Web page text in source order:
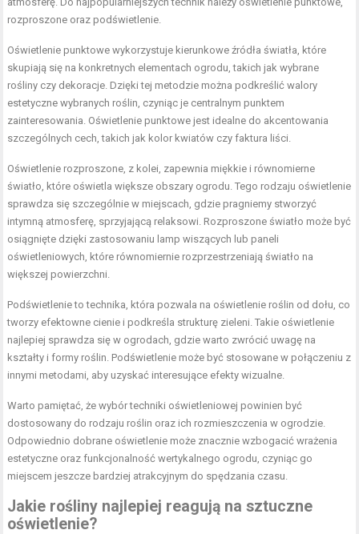
rozproszone oraz podświetlenie.
Oświetlenie punktowe wykorzystuje kierunkowe źródła światła, które
skupiają się na konkretnych elementach ogrodu, takich jak wybrane
rośliny czy dekoracje. Dzięki tej metodzie można podkreślić walory
estetyczne wybranych roślin, czyniąc je centralnym punktem
zainteresowania. Oświetlenie punktowe jest idealne do akcentowania
szczególnych cech, takich jak kolor kwiatów czy faktura liści.
Oświetlenie rozproszone, z kolei, zapewnia miękkie i równomierne
światło, które oświetla większe obszary ogrodu. Tego rodzaju oświetlenie
sprawdza się szczególnie w miejscach, gdzie pragniemy stworzyć
intymną atmosferę, sprzyjającą relaksowi. Rozproszone światło może być
osiągnięte dzięki zastosowaniu lamp wiszących lub paneli
oświetleniowych, które równomiernie rozprzestrzeniają światło na
większej powierzchni.
Podświetlenie to technika, która pozwala na oświetlenie roślin od dołu, co
tworzy efektowne cienie i podkreśla strukturę zieleni. Takie oświetlenie
najlepiej sprawdza się w ogrodach, gdzie warto zwrócić uwagę na
kształty i formy roślin. Podświetlenie może być stosowane w połączeniu z
innymi metodami, aby uzyskać interesujące efekty wizualne.
Warto pamiętać, że wybór techniki oświetleniowej powinien być
dostosowany do rodzaju roślin oraz ich rozmieszczenia w ogrodzie.
Odpowiednio dobrane oświetlenie może znacznie wzbogacić wrażenia
estetyczne oraz funkcjonalność wertykalnego ogrodu, czyniąc go
miejscem jeszcze bardziej atrakcyjnym do spędzania czasu.
Jakie rośliny najlepiej reagują na sztuczne
oświetlenie?